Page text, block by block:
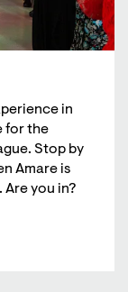
in
for the
Stop by
Amare is
you in?